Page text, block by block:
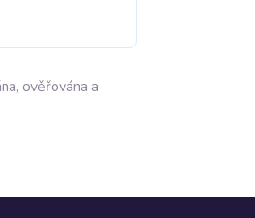
ověřována a